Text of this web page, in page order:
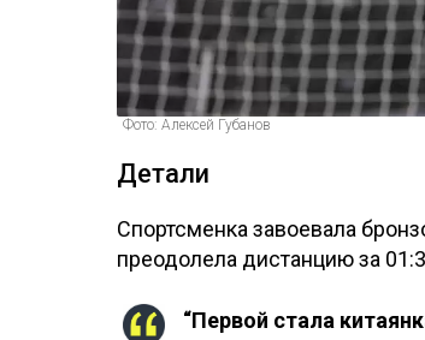
Фото: Алексей Губанов
Детали
Спортсменка завоевала
преодолела дистанцию за
“Первой стала